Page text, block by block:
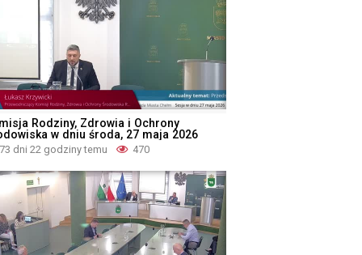
Rodziny, Zdrowia i Ochrony
w dniu środa, 27 maja 2026
73 dni 22 godziny temu 470